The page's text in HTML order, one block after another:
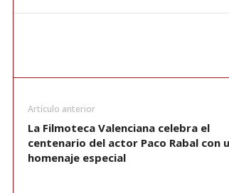
Artículo anterior
La Filmoteca Valenciana celebra el
centenario del actor Paco Rabal con
homenaje especial